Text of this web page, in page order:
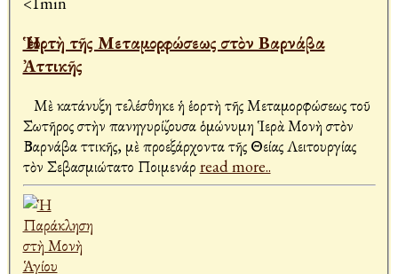
Ἡ ἑορτὴ τῆς Μεταμορφώσεως στὸν Βαρνάβα
Ἀττικῆς
Μὲ κατάνυξη τελέσθηκε ἡ ἑορτὴ τῆς Μεταμορφώσεως τοῦ
Σωτῆρος στὴν πανηγυρίζουσα ὁμώνυμη Ἱερὰ Μονὴ στὸν
Βαρνάβα Ἀττικῆς, μὲ προεξάρχοντα τῆς Θείας Λειτουργίας
τὸν Σεβασμιώτατο Ποιμενάρ read more..